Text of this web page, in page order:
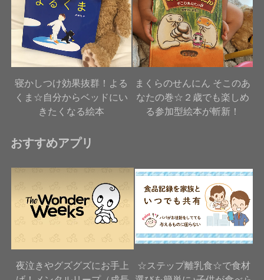
寝かしつけ効果抜群！よる
くま☆自分からベッドにい
きたくなる絵本
まくらのせんにん そこのあ
なたの巻☆２歳でも楽しめ
る参加型絵本が斬新！
おすすめアプリ
夜泣きやグズグズにお手上
☆ステップ離乳食☆で食材